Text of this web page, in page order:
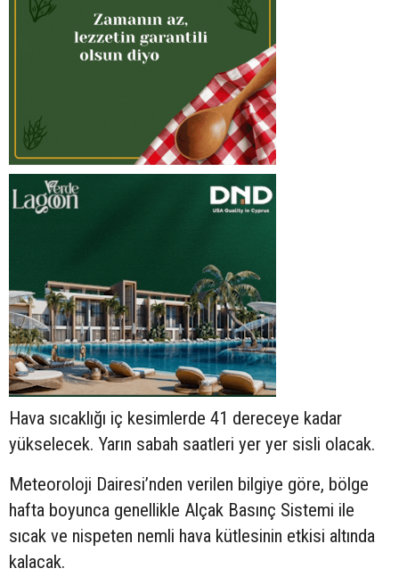
Hava sıcaklığı iç kesimlerde 41 dereceye kadar
yükselecek. Yarın sabah saatleri yer yer sisli olacak.
Meteoroloji Dairesi’nden verilen bilgiye göre, bölge
hafta boyunca genellikle Alçak Basınç Sistemi ile
sıcak ve nispeten nemli hava kütlesinin etkisi altında
kalacak.